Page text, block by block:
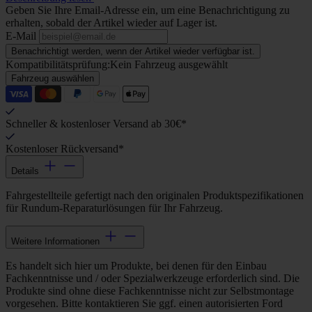
Geben Sie Ihre Email-Adresse ein, um eine Benachrichtigung zu
erhalten, sobald der Artikel wieder auf Lager ist.
E-Mail
Benachrichtigt werden, wenn der Artikel wieder verfügbar ist.
Kompatibilitätsprüfung:Kein Fahrzeug ausgewählt
Fahrzeug auswählen
Schneller & kostenloser Versand ab 30€*
Kostenloser Rückversand*
Details
Fahrgestellteile gefertigt nach den originalen Produktspezifikationen
für Rundum-Reparaturlösungen für Ihr Fahrzeug.
Weitere Informationen
Es handelt sich hier um Produkte, bei denen für den Einbau
Fachkenntnisse und / oder Spezialwerkzeuge erforderlich sind. Die
Produkte sind ohne diese Fachkenntnisse nicht zur Selbstmontage
vorgesehen. Bitte kontaktieren Sie ggf. einen autorisierten Ford